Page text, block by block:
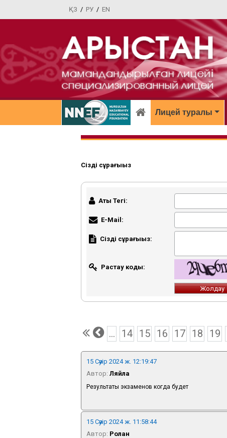
ҚЗ / РУ / EN
Лицей туралы
Сіздің сұрағыңыз
Аты Тегі:
E-Mail:
Сіздің сұрағыңыз:
Растау коды:
... 14 15 16 17 18 19
15 Сәуір 2024 ж. 12:19:47
Автор: Ляйла
Результаты экзаменов когда будет
15 Сәуір 2024 ж. 11:58:44
Автор: Ролан